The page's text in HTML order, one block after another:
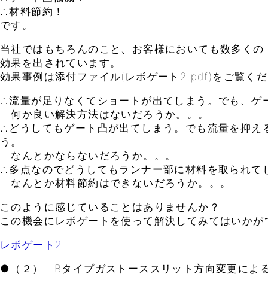
∴材料節約！
です。
当社ではもちろんのこと、お客様においても数多くの
効果を出されています。
効果事例は添付ファイル(レボゲート2.pdf)をご覧く
∴流量が足りなくてショートが出てしまう。でも、ゲ
何か良い解決方法はないだろうか。。。
∴どうしてもゲート凸が出てしまう。でも流量を抑え
う。
なんとかならないだろうか。。。
∴多点なのでどうしてもランナー部に材料を取られて
なんとか材料節約はできないだろうか。。。
このように感じていることはありませんか？
この機会にレボゲートを使って解決してみてはいかが
レボゲート2
●（２） Bタイプガストーススリット方向変更によ